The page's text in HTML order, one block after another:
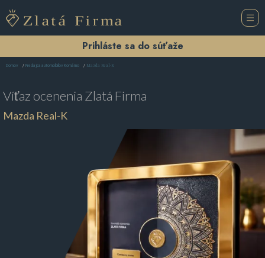
Prihláste sa do súťaže
Domov Predajca automobilov Komárno Mazda Real-K
Víťaz ocenenia Zlatá Firma
Mazda Real-K